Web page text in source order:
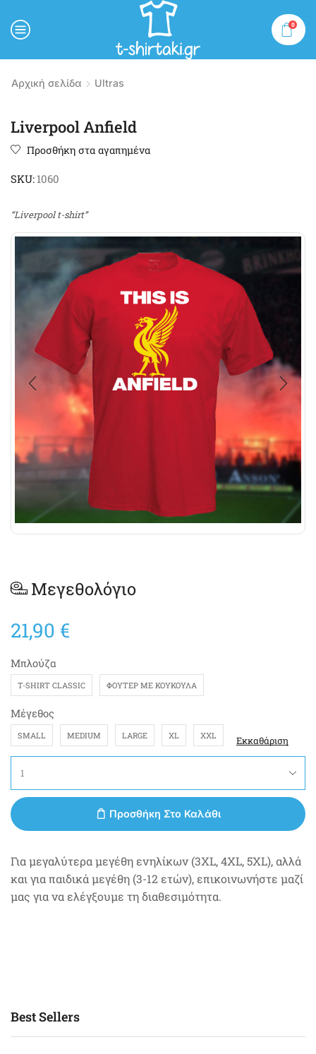
0
Αρχική σελίδα Ultras
Liverpool Anfield
Προσθήκη στα αγαπημένα
SKU: 1060
“Liverpool t-shirt”
Μεγεθολόγιο
21,90 €
Μπλούζα
T-SHIRT CLASSIC ΦΟΎΤΕΡ ΜΕ ΚΟΥΚΟΎΛΑ
Μέγεθος
SMALL MEDIUM LARGE XL XXL Εκκαθάριση
Προσθήκη Στο Καλάθι
Για μεγαλύτερα μεγέθη ενηλίκων (3XL, 4XL, 5XL), αλλά
και για παιδικά μεγέθη (3-12 ετών), επικοινωνήστε μαζί
μας για να ελέγξουμε τη διαθεσιμότητα.
Best Sellers